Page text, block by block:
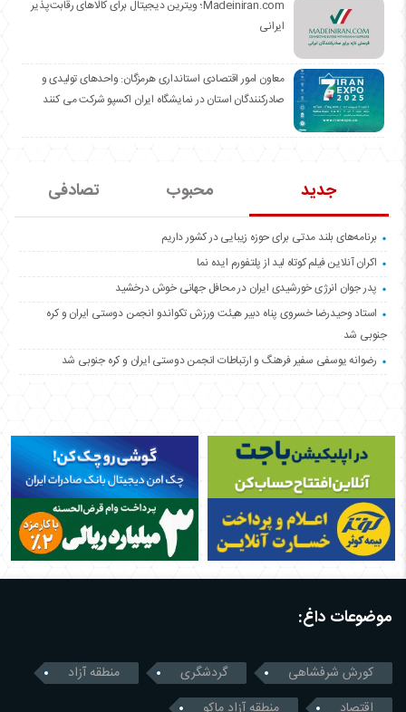
Madeiniran.com؛ ویترین دیجیتال برای کالاهای رقابت‌پذیر
ایرانی
معاون امور اقتصادی استانداری هرمزگان: واحدهای تولیدی و
صادرکنندگان استان در نمایشگاه ایران اکسپو شرکت می کنند
جدید محبوب تصادفی
برنامه‌های بلند مدتی برای حوزه زیبایی در کشور داریم
اکران آنلاین فیلم کوتاه لید از پلتفورم ایده نما
پدر جوان انرژی خورشیدی ایران در محافل جهانی خوش درخشید
استاد وحیدرضا خسروی پناه دبیر هیئت ورزش تکواندو انجمن دوستی ایران و کره
جنوبی شد
رضوانه یوسفی سفیر فرهنگ و ارتباطات انجمن دوستی ایران و کره جنوبی شد
موضوعات داغ:
کورش شرفشاهی گردشگری
منطقه آزاد